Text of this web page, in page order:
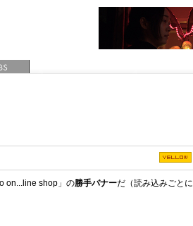
on...line shop」の勝手バナーだ（読み込みごとに